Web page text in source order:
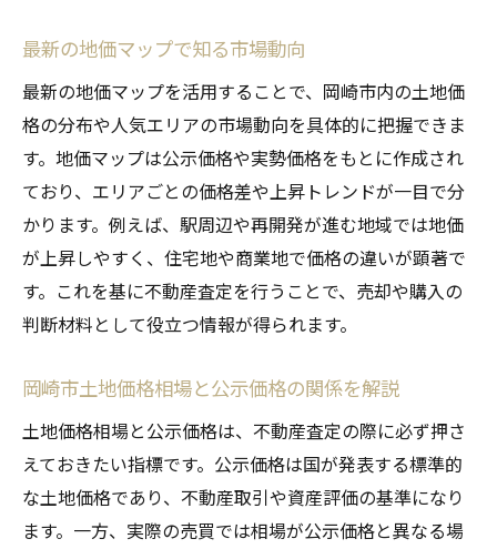
法
地価推移を踏まえた査定活用のポイント
土地購入や売却時の査定の役割を解説
査定で知る地価上昇エリアの特徴
信頼できる不動産査定の選び方と注意点
変動する岡崎市地価の注目ポイント
不動産査定で検証する地価の変動要因
岡崎市地価推移から見る今後の予測
査定で分かる資産価値の変化をチェック
坪単価ランキングと地価動向の関係性
土地価格変動に強い不動産査定の活用術
地価上昇エリアを不動産査定で探る
不動産査定で絞り込む地価上昇エリア
最新の地価マップで知る市場動向
最新の地価マップを活用することで、岡崎市内の土地価
格の分布や人気エリアの市場動向を具体的に把握できま
す。地価マップは公示価格や実勢価格をもとに作成され
ており、エリアごとの価格差や上昇トレンドが一目で分
かります。例えば、駅周辺や再開発が進む地域では地価
が上昇しやすく、住宅地や商業地で価格の違いが顕著で
す。これを基に不動産査定を行うことで、売却や購入の
判断材料として役立つ情報が得られます。
岡崎市土地価格相場と公示価格の関係を解説
土地価格相場と公示価格は、不動産査定の際に必ず押さ
えておきたい指標です。公示価格は国が発表する標準的
な土地価格であり、不動産取引や資産評価の基準になり
ます。一方、実際の売買では相場が公示価格と異なる場